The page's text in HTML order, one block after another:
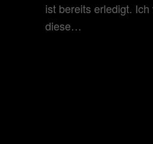
ist bereits erledigt.
diese…